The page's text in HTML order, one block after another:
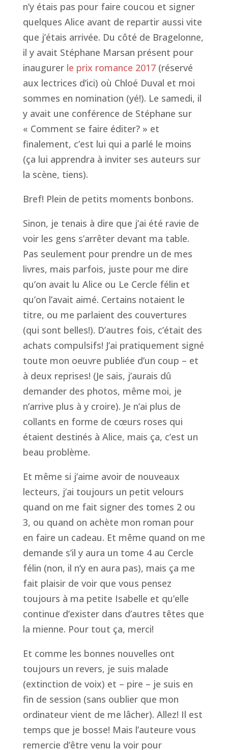
n’y étais pas pour faire coucou et signer
quelques Alice avant de repartir aussi vite
que j’étais arrivée. Du côté de Bragelonne,
il y avait Stéphane Marsan présent pour
inaugurer le prix romance 2017(réservé
aux lectrices d’ici) où Chloé Duval et moi
sommes en nomination (yé!). Le samedi, il
y avait une conférence de Stéphane sur
« Comment se faire éditer? » et
finalement, c’est lui qui a parlé le moins
(ça lui apprendra à inviter ses auteurs sur
la scène, tiens).
Bref! Plein de petits moments bonbons.
Sinon, je tenais à dire que j’ai été ravie de
voir les gens s’arrêter devant ma table.
Pas seulement pour prendre un de mes
livres, mais parfois, juste pour me dire
qu’on avait lu Alice ou Le Cercle félin et
qu’on l’avait aimé. Certains notaient le
titre, ou me parlaient des couvertures
(qui sont belles!). D’autres fois, c’était des
achats compulsifs! J’ai pratiquement signé
toute mon oeuvre publiée d’un coup – et
à deux reprises! (Je sais, j’aurais dû
demander des photos, même moi, je
n’arrive plus à y croire). Je n’ai plus de
collants en forme de cœurs roses qui
étaient destinés à Alice, mais ça, c’est un
beau problème.
Et même si j’aime avoir de nouveaux
lecteurs, j’ai toujours un petit velours
quand on me fait signer des tomes 2 ou
3, ou quand on achète mon roman pour
en faire un cadeau. Et même quand on me
demande s’il y aura un tome 4 au Cercle
félin (non, il n’y en aura pas), mais ça me
fait plaisir de voir que vous pensez
toujours à ma petite Isabelle et qu’elle
continue d’exister dans d’autres têtes que
la mienne. Pour tout ça, merci!
Et comme les bonnes nouvelles ont
toujours un revers, je suis malade
(extinction de voix) et – pire – je suis en
fin de session (sans oublier que mon
ordinateur vient de me lâcher). Allez! Il est
temps que je bosse! Mais l’auteure vous
remercie d’être venu la voir pour